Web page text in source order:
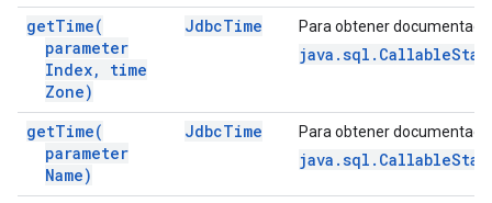
getTime(
parameter
Index,
time
Zone)
JdbcTime Para obtener
getTime(
parameter
Name)
JdbcTime Para obtener